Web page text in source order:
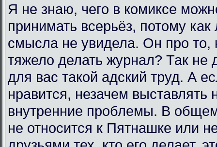
Я не знаю, чего в комиксе
принимать всерьёз, потому
смысла не увидела. Он про то,
тяжело делать журнал? Так не
для вас такой адский труд. А
нравится, незачем выставлять
внутренние проблемы. В
не относится к Пятнашке или